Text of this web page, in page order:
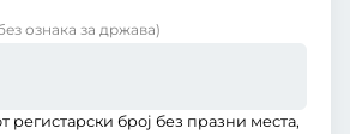
ознака за држава)
регистарски број без празни места,